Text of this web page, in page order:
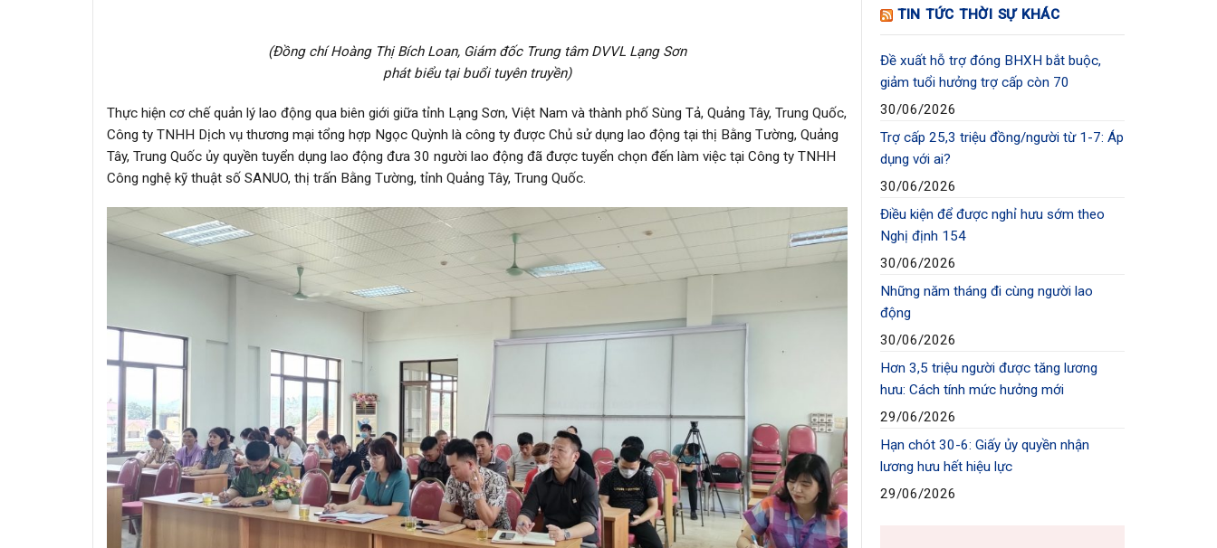
(Đồng chí Hoàng Thị Bích Loan, Giám đốc Trung tâm DVVL Lạng Sơn
phát biểu tại buổi tuyên truyền)
Thực hiện cơ chế quản lý lao động qua biên giới giữa tỉnh Lạng Sơn, Việt Nam và thành phố Sùng Tả, Quảng Tây, Trung Quốc,
Công ty TNHH Dịch vụ thương mại tổng hợp Ngọc Quỳnh là công ty được Chủ sử dụng lao động tại thị Bằng Tường, Quảng
Tây, Trung Quốc ủy quyền tuyển dụng lao động đưa 30 người lao động đã được tuyển chọn đến làm việc tại Công ty TNHH
Công nghệ kỹ thuật số SANUO, thị trấn Bằng Tường, tỉnh Quảng Tây, Trung Quốc.
TIN TỨC THỜI SỰ KHÁC
Đề xuất hỗ trợ đóng BHXH bắt buộc,
giảm tuổi hưởng trợ cấp còn 70
30/06/2026
Trợ cấp 25,3 triệu đồng/người từ 1-7: Áp
dụng với ai?
30/06/2026
Điều kiện để được nghỉ hưu sớm theo
Nghị định 154
30/06/2026
Những năm tháng đi cùng người lao
động
30/06/2026
Hơn 3,5 triệu người được tăng lương
hưu: Cách tính mức hưởng mới
29/06/2026
Hạn chót 30-6: Giấy ủy quyền nhận
lương hưu hết hiệu lực
29/06/2026